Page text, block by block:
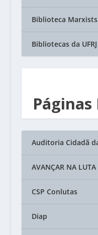
Biblioteca
Bibliotecas da UFRJ
Auditoria Cidadã
AVANÇAR NA
CSP Conlutas
Diap